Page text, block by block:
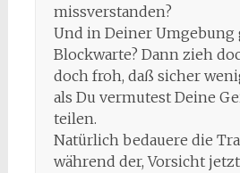
missverstanden?
Und in Deiner Umgebung
Blockwarte? Dann zieh
doch froh, daß sicher
als Du vermutest Deine
teilen.
Natürlich bedauere die
während der, Vorsicht